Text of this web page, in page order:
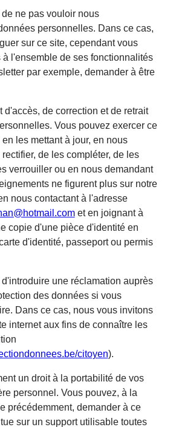
ne pas vouloir nous
personnelles. Dans ce cas,
sur ce site, cependant vous
à l'ensemble de ses fonctionnalités
par exemple, demander à être
d'accès, de correction et de retrait
Vous pouvez exercer ce
les mettant à jour, en nous
de les compléter, de les
verrouiller ou en nous demandant
ne figurent plus sur notre
nous contactant à l'adresse
et en joignant à
copie d'une pièce d'identité en
d'identité, passeport ou permis
une réclamation auprès
des données si vous
Dans ce cas, nous vous invitons
internet aux fins de connaître les
citoyen).
un droit à la portabilité de vos
personnel. Vous pouvez, à la
précédemment, demander à ce
sur un support utilisable toutes